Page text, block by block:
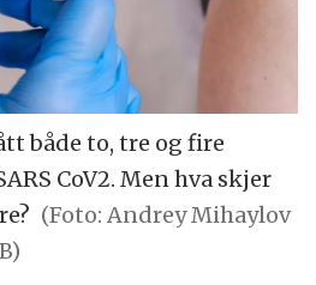
både to, tre og fire
CoV2. Men hva skjer
(Foto: Andrey Mihaylov